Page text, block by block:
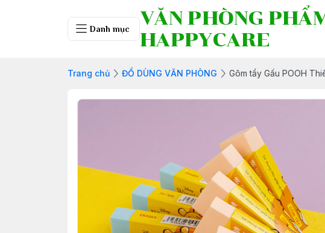
Danh mục
VĂN PHÒNG
HAPPYCARE
Trang chủ ĐỒ DÙNG VĂN PHÒNG Gôm tẩy Gấu POOH